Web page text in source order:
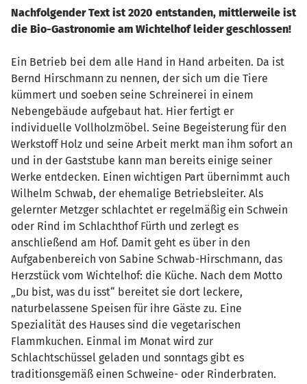
Nachfolgender Text ist 2020 entstanden, mittlerweile ist
die Bio-Gastronomie am Wichtelhof leider geschlossen!
Ein Betrieb bei dem alle Hand in Hand arbeiten. Da ist
Bernd Hirschmann zu nennen, der sich um die Tiere
kümmert und soeben seine Schreinerei in einem
Nebengebäude aufgebaut hat. Hier fertigt er
individuelle Vollholzmöbel. Seine Begeisterung für den
Werkstoff Holz und seine Arbeit merkt man ihm sofort an
und in der Gaststube kann man bereits einige seiner
Werke entdecken. Einen wichtigen Part übernimmt auch
Wilhelm Schwab, der ehemalige Betriebsleiter. Als
gelernter Metzger schlachtet er regelmäßig ein Schwein
oder Rind im Schlachthof Fürth und zerlegt es
anschließend am Hof. Damit geht es über in den
Aufgabenbereich von Sabine Schwab-Hirschmann, das
Herzstück vom Wichtelhof: die Küche. Nach dem Motto
„Du bist, was du isst“ bereitet sie dort leckere,
naturbelassene Speisen für ihre Gäste zu. Eine
Spezialität des Hauses sind die vegetarischen
Flammkuchen. Einmal im Monat wird zur
Schlachtschüssel geladen und sonntags gibt es
traditionsgemäß einen Schweine- oder Rinderbraten.